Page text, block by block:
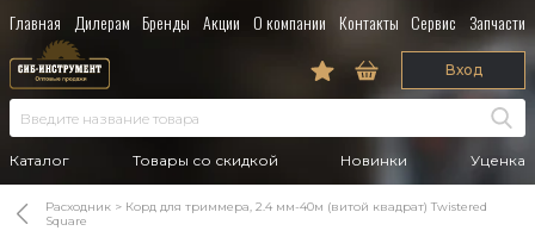
Главная Дилерам Бренды Акции О компании Контакты Сервис Запчасти
Каталог Товары со скидкой Новинки Уценка
Вход
Расходник
Корд для триммера, 2.4 мм-40м (витой квадрат) Twistered
Square